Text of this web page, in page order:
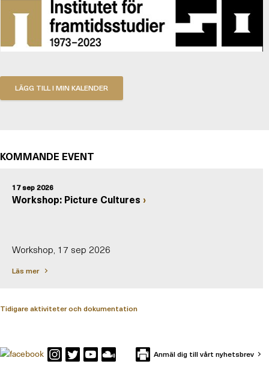
KOMMANDE EVENT
17 sep 2026
Workshop: Picture Cultures
Workshop, 17 sep 2026
Läs mer
Tidigare aktiviteter och dokumentation
Anmäl dig till vårt nyhetsbrev